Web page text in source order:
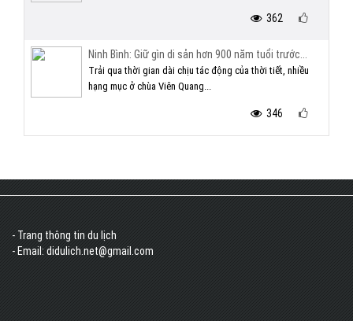
362
Ninh Bình: Giữ gìn di sản hơn 900 năm tuổi trước...
Trải qua thời gian dài chịu tác động của thời tiết, nhiều
hạng mục ở chùa Viên Quang...
346
- Trang thông tin du lịch
- Email: didulich.net@gmail.com